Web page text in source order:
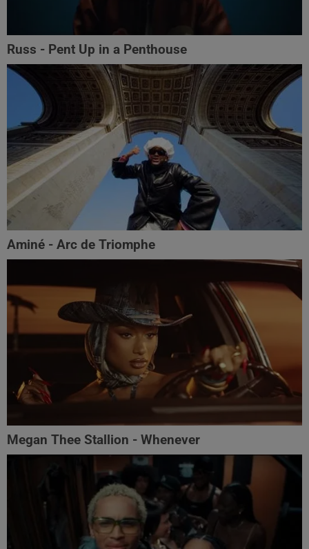
Russ - Pent Up in a Penthouse
Aminé - Arc de Triomphe
Megan Thee Stallion - Whenever